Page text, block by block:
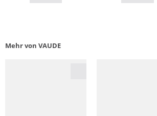
Mehr von VAUDE